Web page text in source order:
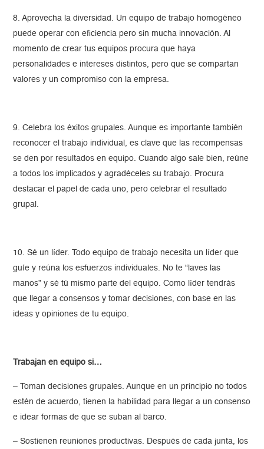
8. Aprovecha la diversidad. Un equipo de trabajo homogéneo
puede operar con eficiencia pero sin mucha innovación. Al
momento de crear tus equipos procura que haya
personalidades e intereses distintos, pero que se compartan
valores y un compromiso con la empresa.
9. Celebra los éxitos grupales. Aunque es importante también
reconocer el trabajo individual, es clave que las recompensas
se den por resultados en equipo. Cuando algo sale bien, reúne
a todos los implicados y agradéceles su trabajo. Procura
destacar el papel de cada uno, pero celebrar el resultado
grupal.
10. Sé un líder. Todo equipo de trabajo necesita un líder que
guíe y reúna los esfuerzos individuales. No te “laves las
manos” y sé tú mismo parte del equipo. Como líder tendrás
que llegar a consensos y tomar decisiones, con base en las
ideas y opiniones de tu equipo.
Trabajan en equipo si…
– Toman decisiones grupales. Aunque en un principio no todos
estén de acuerdo, tienen la habilidad para llegar a un consenso
e idear formas de que se suban al barco.
– Sostienen reuniones productivas. Después de cada junta, los